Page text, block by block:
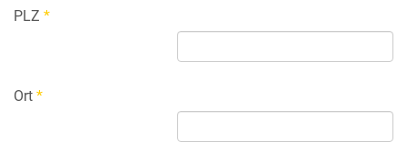
PLZ *
Ort *